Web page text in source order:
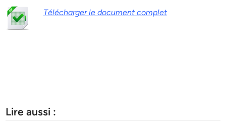
Télécharger le document complet
Lire aussi :